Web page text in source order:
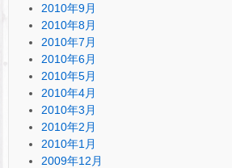
2010年9月
2010年8月
2010年7月
2010年6月
2010年5月
2010年4月
2010年3月
2010年2月
2010年1月
2009年12月